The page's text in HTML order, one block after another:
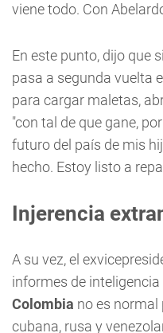
viene todo. Con
En este punto, dijo que
pasa a segunda vuelta
para cargar maletas,
"con tal de que gane,
futuro del país de mis
hecho. Estoy listo a
Injerencia
A su vez, el
informes de
Colombia no es normal
cubana, rusa y